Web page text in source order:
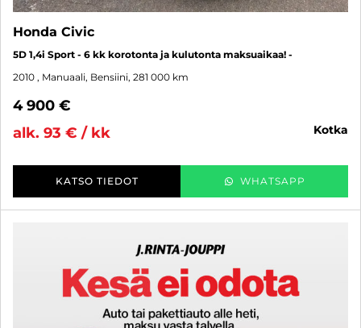
Honda Civic
5D 1,4i Sport - 6 kk korotonta ja kulutonta maksuaikaa! -
2010 , Manuaali, Bensiini, 281 000 km
4 900 €
alk. 93 € / kk
kotka
KATSO TIEDOT WHATSAPP